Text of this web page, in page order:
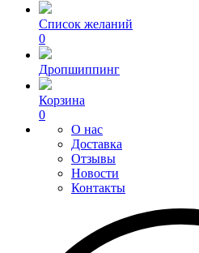
Список желаний
0
Дропшиппинг
Корзина
0
О нас
Доставка
Отзывы
Новости
Контакты